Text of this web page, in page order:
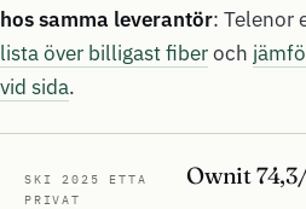
hos samma leverantör: Telenor
lista över billigast fiberoch
vid sida.
SKI 2025 ETTA
PRIVAT
Ownit